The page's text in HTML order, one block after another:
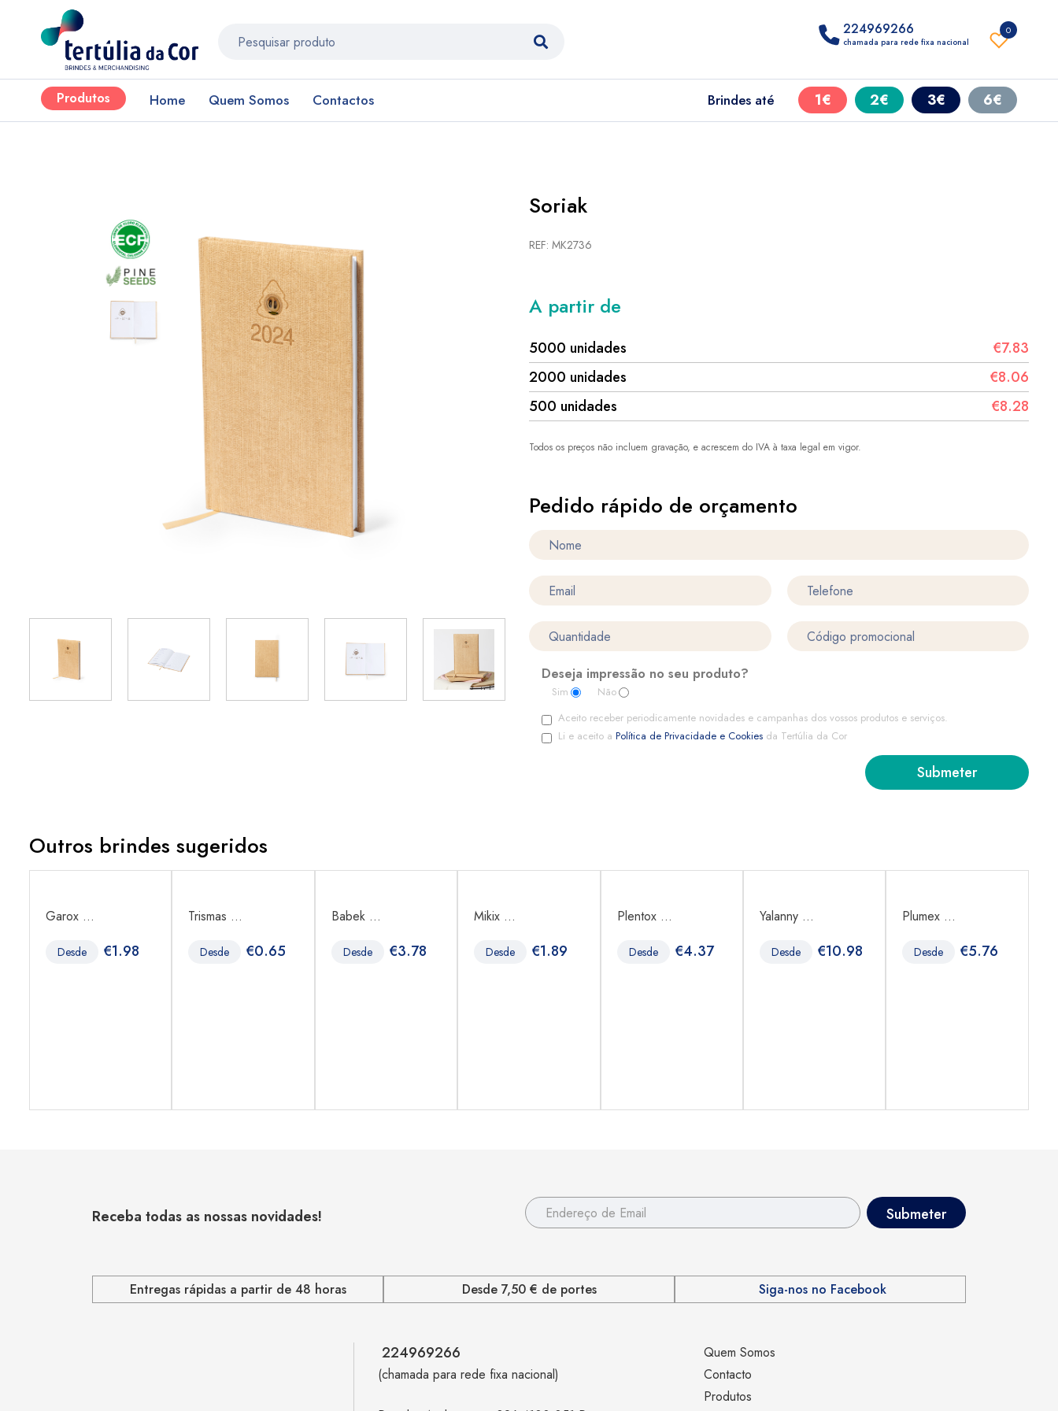
0
224969266
chamada para rede fixa nacional
Produtos Home Quem Somos Contactos Brindes até 1€ 2€ 3€ 6€
Soriak
REF: MK2736
A partir de
5000 unidades
€7.83
2000 unidades
€8.06
500 unidades
€8.28
Todos os preços não incluem gravação, e acrescem do IVA à taxa legal em vigor.
Pedido rápido de orçamento
Deseja impressão no seu produto?
Sim
Não
Aceito receber periodicamente novidades e campanhas dos vossos produtos e serviços.
Li e aceito a Política de Privacidade e Cookies da Tertúlia da Cor
Outros brindes sugeridos
Garox ...
Desde €1.98
Trismas ...
Desde €0.65
Babek ...
Desde €3.78
Mikix ...
Desde €1.89
Plentox ...
Desde €4.37
Yalanny ...
Desde €10.98
Plumex ...
Desde €5.76
Receba todas as nossas novidades!
Entregas rápidas a partir de 48 horas Desde 7,50 € de portes Siga-nos no Facebook
224969266
(chamada para rede fixa nacional)
Quem Somos
Contacto
Produtos